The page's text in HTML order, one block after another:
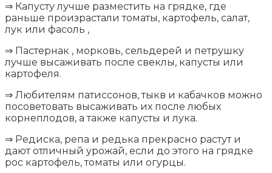
⇒ Капусту лучше разместить на грядке, где
раньше произрастали томаты, картофель, салат,
лук или фасоль ,
⇒ Пастернак , морковь, сельдерей и петрушку
лучше высаживать после свеклы, капусты или
картофеля.
⇒ Любителям патиссонов, тыкв и кабачков можно
посоветовать высаживать их после любых
корнеплодов, а также капусты и лука.
⇒ Редиска, репа и редька прекрасно растут и
дают отличный урожай, если до этого на грядке
рос картофель, томаты или огурцы.